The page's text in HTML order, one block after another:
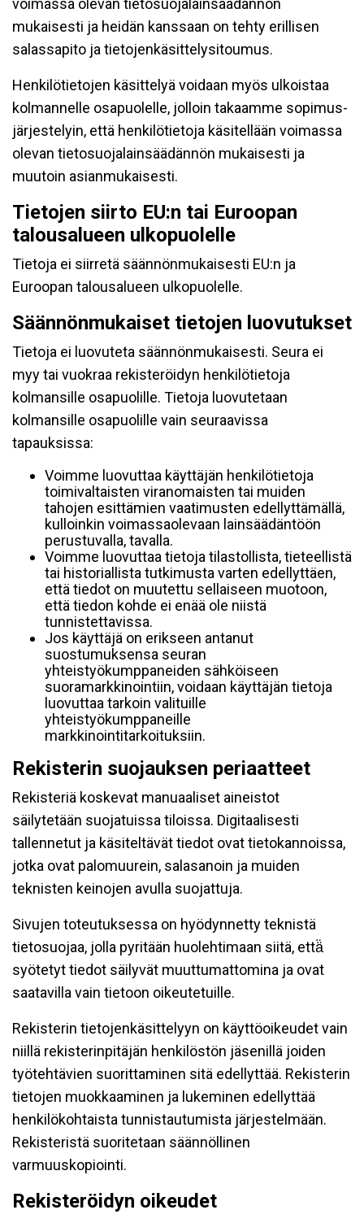
voimassa olevan tietosuojalainsäädännön
mukaisesti ja heidän kanssaan on tehty erillisen
salassapito ja tietojenkäsittelysitoumus.
Henkilötietojen käsittelyä voidaan myös ulkoistaa
kolmannelle osapuolelle, jolloin takaamme sopimus-
järjestelyin, että henkilötietoja käsitellään voimassa
olevan tietosuojalainsäädännön mukaisesti ja
muutoin asianmukaisesti.
Tietojen siirto EU:n tai Euroopan
talousalueen ulkopuolelle
Tietoja ei siirretä säännönmukaisesti EU:n ja
Euroopan talousalueen ulkopuolelle.
Säännönmukaiset tietojen luovutukset
Tietoja ei luovuteta säännönmukaisesti. Seura ei
myy tai vuokraa rekisteröidyn henkilötietoja
kolmansille osapuolille. Tietoja luovutetaan
kolmansille osapuolille vain seuraavissa
tapauksissa:
Voimme luovuttaa käyttäjän henkilötietoja
toimivaltaisten viranomaisten tai muiden
tahojen esittämien vaatimusten edellyttämällä,
kulloinkin voimassaolevaan lainsäädäntöön
perustuvalla, tavalla.
Voimme luovuttaa tietoja tilastollista, tieteellistä
tai historiallista tutkimusta varten edellyttäen,
että tiedot on muutettu sellaiseen muotoon,
että tiedon kohde ei enää ole niistä
tunnistettavissa.
Jos käyttäjä on erikseen antanut
suostumuksensa seuran
yhteistyökumppaneiden sähköiseen
suoramarkkinointiin, voidaan käyttäjän tietoja
luovuttaa tarkoin valituille
yhteistyökumppaneille
markkinointitarkoituksiin.
Rekisterin suojauksen periaatteet
Rekisteriä koskevat manuaaliset aineistot
säilytetään suojatuissa tiloissa. Digitaalisesti
tallennetut ja käsiteltävät tiedot ovat tietokannoissa,
jotka ovat palomuurein, salasanoin ja muiden
teknisten keinojen avulla suojattuja.
Sivujen toteutuksessa on hyödynnetty teknistä
tietosuojaa, jolla pyritään huolehtimaan siitä, että̈
syötetyt tiedot säilyvät muuttumattomina ja ovat
saatavilla vain tietoon oikeutetuille.
Rekisterin tietojenkäsittelyyn on käyttöoikeudet vain
niillä rekisterinpitäjän henkilöstön jäsenillä joiden
työtehtävien suorittaminen sitä edellyttää. Rekisterin
tietojen muokkaaminen ja lukeminen edellyttää
henkilökohtaista tunnistautumista järjestelmään.
Rekisteristä suoritetaan säännöllinen
varmuuskopiointi.
Rekisteröidyn oikeudet